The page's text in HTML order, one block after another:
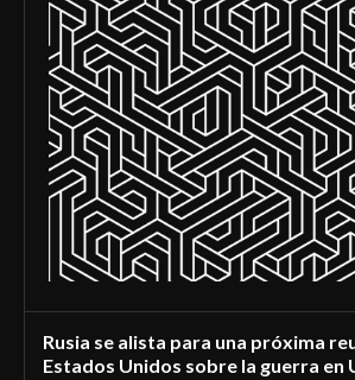
Rusia se alista para una próxima
Estados Unidos sobre la guerra en